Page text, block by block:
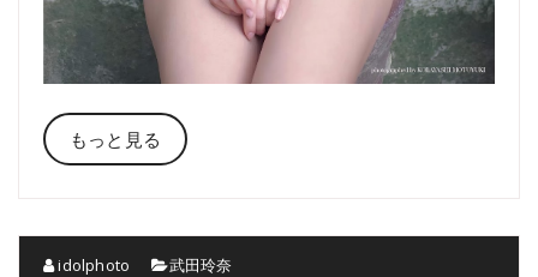
もっと見る
idolphoto 武田玲奈